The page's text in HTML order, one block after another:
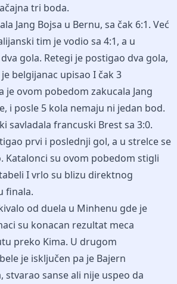
tri boda.
Jang Bojsa u Bernu, sa čak 6:1. Već
tim je vodio sa 4:1, a u
gola. Retegi je postigao dva gola,
belgijanac upisao I čak 3
je ovom pobedom zakucala Jang
i posle 5 kola nemaju ni jedan bod.
savladala francuski Brest sa 3:0.
prvi i poslednji gol, a u strelce se
Katalonci su ovom pobedom stigli
I vrlo su blizu direktnog
finala.
od duela u Minhenu gde je
su konacan rezultat meca
preko Kima. U drugom
je isključen pa je Bajern
sanse ali nije uspeo da